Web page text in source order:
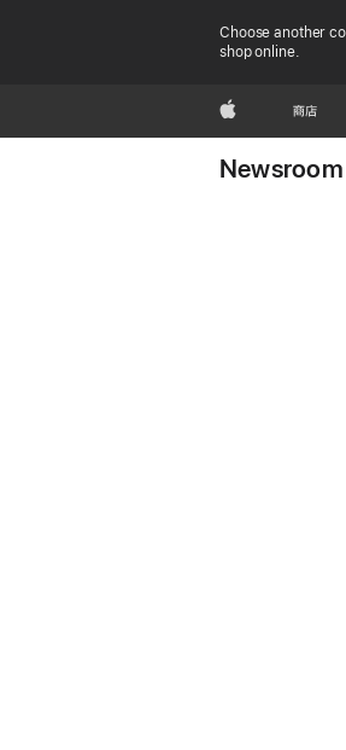
Choose another
shop online.
Apple 商店
Newsroom